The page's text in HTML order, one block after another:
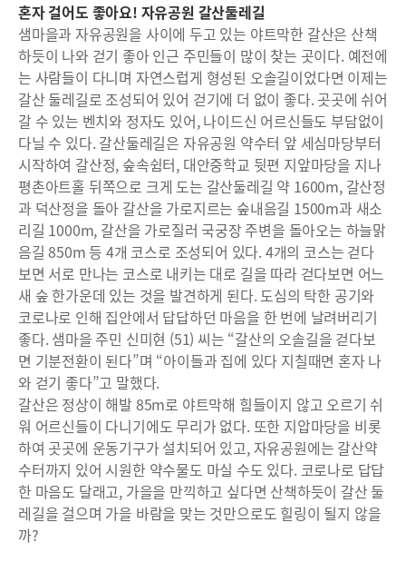
혼자 걸어도 좋아요! 자유공원 갈산둘레길
샘마을과 자유공원을 사이에 두고 있는 야트막한 갈산은 산책
하듯이 나와 걷기 좋아 인근 주민들이 많이 찾는 곳이다. 예전에
는 사람들이 다니며 자연스럽게 형성된 오솔길이었다면 이제는
갈산 둘레길로 조성되어 있어 걷기에 더 없이 좋다. 곳곳에 쉬어
갈 수 있는 벤치와 정자도 있어, 나이드신 어르신들도 부담없이
다닐 수 있다. 갈산둘레길은 자유공원 약수터 앞 세심마당부터
시작하여 갈산정, 숲속쉼터, 대안중학교 뒷편 지앞마당을 지나
평촌아트홀 뒤쪽으로 크게 도는 갈산둘레길 약 1600m, 갈산정
과 덕산정을 돌아 갈산을 가로지르는 숲내음길 1500m과 새소
리길 1000m, 갈산을 가로질러 국궁장 주변을 돌아오는 하늘맑
음길 850m 등 4개 코스로 조성되어 있다. 4개의 코스는 걷다
보면 서로 만나는 코스로 내키는 대로 길을 따라 걷다보면 어느
새 숲 한가운데 있는 것을 발견하게 된다. 도심의 탁한 공기와
코로나로 인해 집안에서 답답하던 마음을 한 번에 날려버리기
좋다. 샘마을 주민 신미현 (51) 씨는 “갈산의 오솔길을 걷다보
면 기분전환이 된다”며 “아이들과 집에 있다 지칠때면 혼자 나
와 걷기 좋다”고 말했다.
갈산은 정상이 해발 85m로 야트막해 힘들이지 않고 오르기 쉬
워 어르신들이 다니기에도 무리가 없다. 또한 지압마당을 비롯
하여 곳곳에 운동기구가 설치되어 있고, 자유공원에는 갈산약
수터까지 있어 시원한 약수물도 마실 수도 있다. 코로나로 답답
한 마음도 달래고, 가을을 만끽하고 싶다면 산책하듯이 갈산 둘
레길을 걸으며 가을 바람을 맞는 것만으로도 힐링이 될지 않을
까?